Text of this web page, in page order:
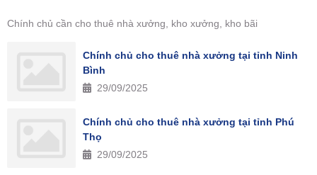
Chính chủ cần cho thuê nhà xưởng, kho xưởng, kho bãi
Chính chủ cho thuê nhà xưởng tại tỉnh Ninh
Bình
29/09/2025
Chính chủ cho thuê nhà xưởng tại tỉnh Phú
Thọ
29/09/2025